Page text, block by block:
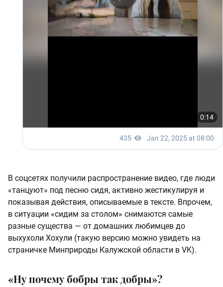
В соцсетях получили распространение видео, где люди
«танцуют» под песню сидя, активно жестикулируя и
показывая действия, описываемые в тексте. Впрочем,
в ситуации «сидим за столом» снимаются самые
разные существа — от домашних любимцев до
выхухоли Хохули (такую версию можно увидеть на
страничке Минприроды Калужской области в VK).
«Ну почему бобры так добры»?